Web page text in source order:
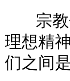
宗教
理想精
们之间